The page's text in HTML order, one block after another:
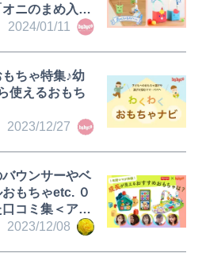
2024/01/11
ニのまめ入
2023/12/27
ちゃ特集♪幼
使えるおもち
2023/12/08
ウンサーやベ
もちゃetc. ０
コミ集＜アン